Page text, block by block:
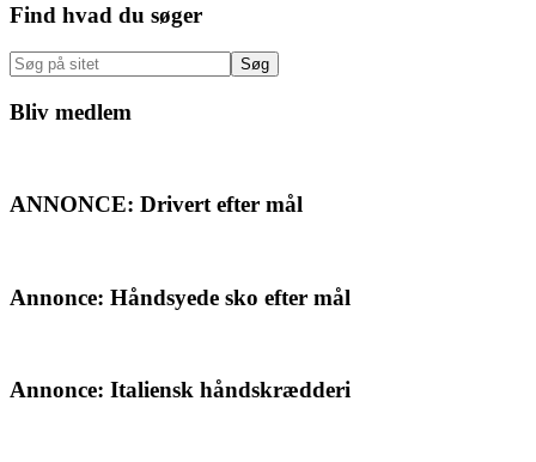
Primær
Sidebar
Find hvad du søger
Søg
på
sitet
Bliv medlem
ANNONCE: Drivert efter mål
Annonce: Håndsyede sko efter mål
Annonce: Italiensk håndskrædderi